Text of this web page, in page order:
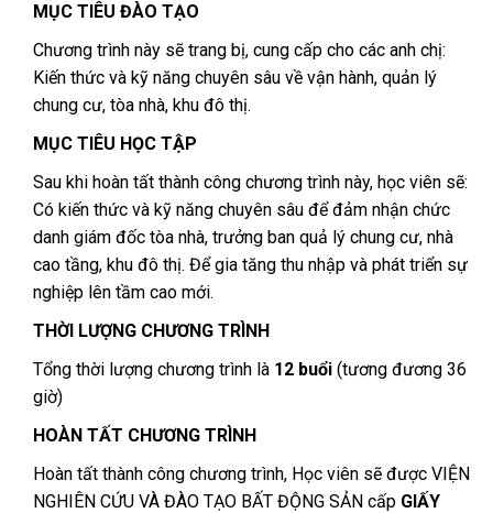
MỤC TIÊU ĐÀO TẠO
Chương trình này sẽ trang bị, cung cấp cho các anh chị:
Kiến thức và kỹ năng chuyên sâu về vận hành, quản lý
chung cư, tòa nhà, khu đô thị.
MỤC TIÊU HỌC TẬP
Sau khi hoàn tất thành công chương trình này, học viên sẽ:
Có kiến thức và kỹ năng chuyên sâu để đảm nhận chức
danh giám đốc tòa nhà, trưởng ban quả lý chung cư, nhà
cao tầng, khu đô thị. Để gia tăng thu nhập và phát triển sự
nghiệp lên tầm cao mới.
THỜI LƯỢNG CHƯƠNG TRÌNH
Tổng thời lượng chương trình là 12 buổi (tương đương 36
giờ)
HOÀN TẤT CHƯƠNG TRÌNH
Hoàn tất thành công chương trình, Học viên sẽ được VIỆN
NGHIÊN CỨU VÀ ĐÀO TẠO BẤT ĐỘNG SẢN cấp GIẤY